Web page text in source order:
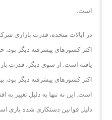
است.
در ایالات متحده، قدرت بازاری
اکثر کشورهای پیشرفته دیگر بود،
یافته است. از سوی دیگر، قدرت
اکثر کشورهای پیشرفته دیگر بود،
است. این نه تنها به دلیل تغییر
دلیل قوانین دستکاری شده بازی